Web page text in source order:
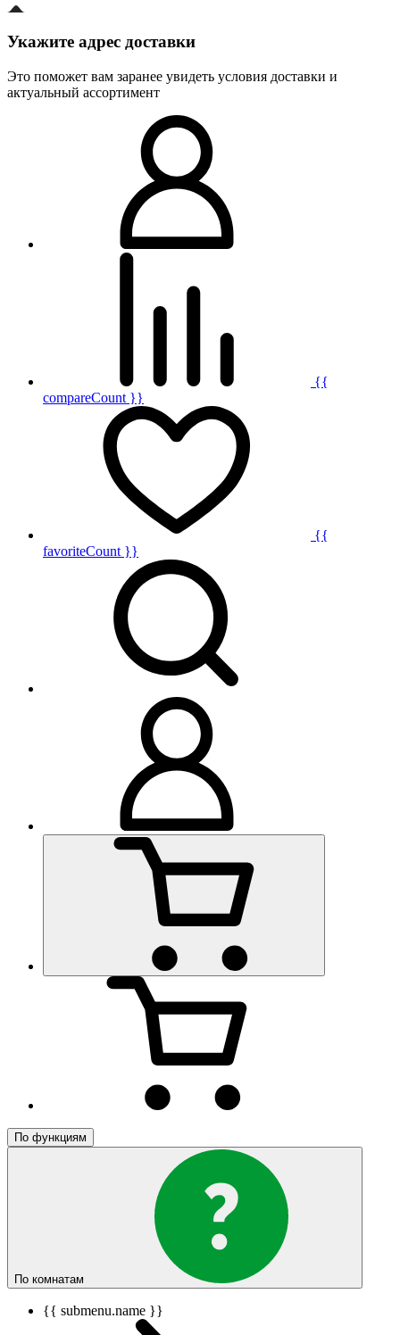
Укажите адрес доставки
Это поможет вам заранее увидеть условия доставки и
актуальный ассортимент
{{
compareCount }}
{{
favoriteCount }}
По функциям
По комнатам
{{ submenu.name }}